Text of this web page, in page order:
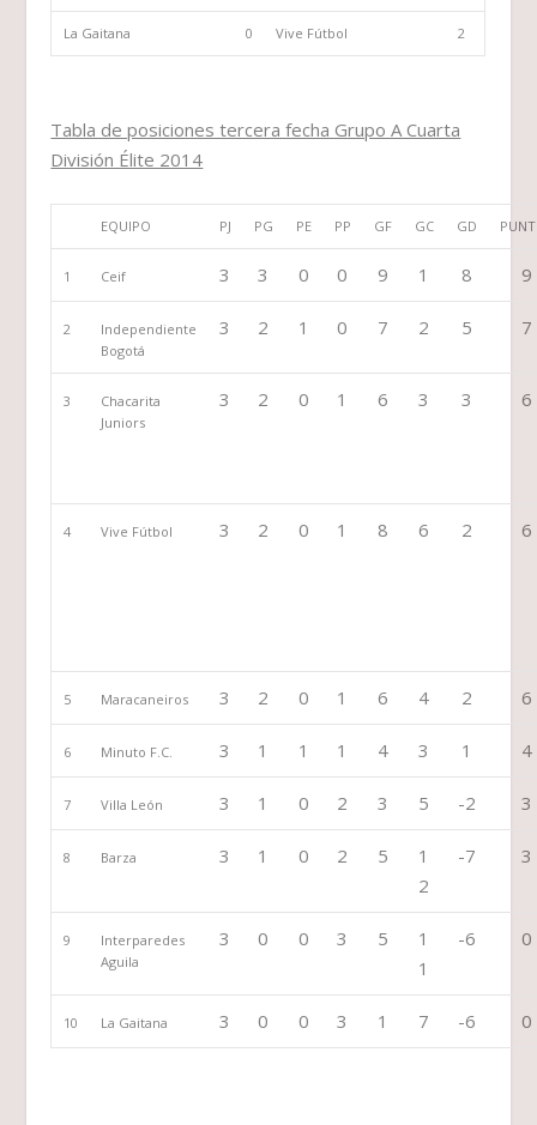
La Gaitana 0 Vive Fútbol 2
Tabla de posiciones tercera fecha Grupo A Cuarta
División Élite 2014
EQUIPO PJ PG PE PP GF GC GD
1 Ceif 3 3 0 0 9 1 8 9
2
Independiente
Bogotá
3 2 1 0 7 2 5 7
3
Chacarita
Juniors
3 2 0 1 6 3 3 6
4 Vive Fútbol 3 2 0 1 8 6 2 6
5 Maracaneiros 3 2 0 1 6 4 2 6
6 Minuto F.C. 3 1 1 1 4 3 1 4
7 Villa León 3 1 0 2 3 5 -2 3
8 Barza 3 1 0 2 5
1
2
-7 3
9
Interparedes
Aguila
3 0 0 3 5
1
1
-6 0
10 La Gaitana 3 0 0 3 1 7 -6 0